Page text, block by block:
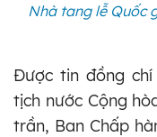
Nhà tang lễ Quốc
Được tin đồng chí
tịch nước Cộng
trần, Ban Chấp